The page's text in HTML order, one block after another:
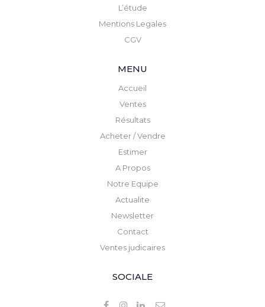
L’étude
Mentions Legales
CGV
MENU
Accueil
Ventes
Résultats
Acheter / Vendre
Estimer
A Propos
Notre Equipe
Actualite
Newsletter
Contact
Ventes judicaires
SOCIALE